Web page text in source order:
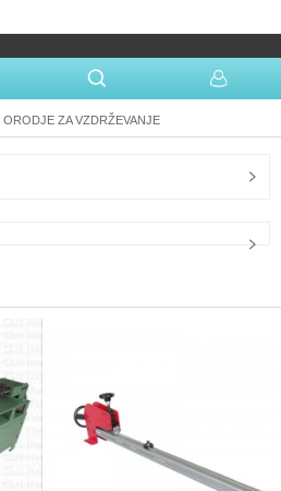
ORODJE ZA VZDRŽEVANJE